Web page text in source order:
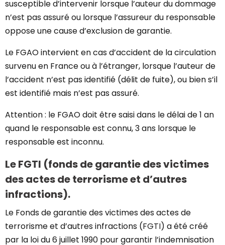
susceptible d’intervenir lorsque l’auteur du dommage
n’est pas assuré ou lorsque l’assureur du responsable
oppose une cause d’exclusion de garantie.
Le FGAO intervient en cas d’accident de la circulation
survenu en France ou à l’étranger, lorsque l’auteur de
l’accident n’est pas identifié (délit de fuite), ou bien s’il
est identifié mais n’est pas assuré.
Attention : le FGAO doit être saisi dans le délai de 1 an
quand le responsable est connu, 3 ans lorsque le
responsable est inconnu.
Le FGTI (fonds de garantie des victimes
des actes de terrorisme et d’autres
infractions).
Le Fonds de garantie des victimes des actes de
terrorisme et d’autres infractions (FGTI) a été créé
par la loi du 6 juillet 1990 pour garantir l’indemnisation